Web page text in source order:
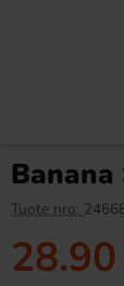
Osta
Tuote nro:
28.90